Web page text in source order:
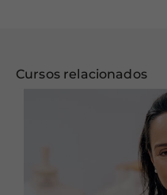
Cursos relacionados